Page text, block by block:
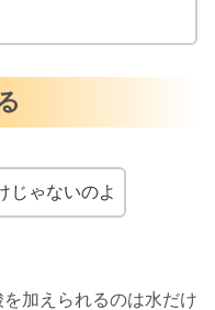
じゃないのよ
加えられるのは水だけ